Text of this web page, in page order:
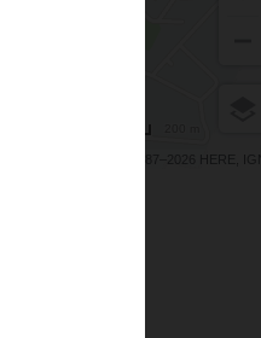
© 1987–2026 HERE, IGN